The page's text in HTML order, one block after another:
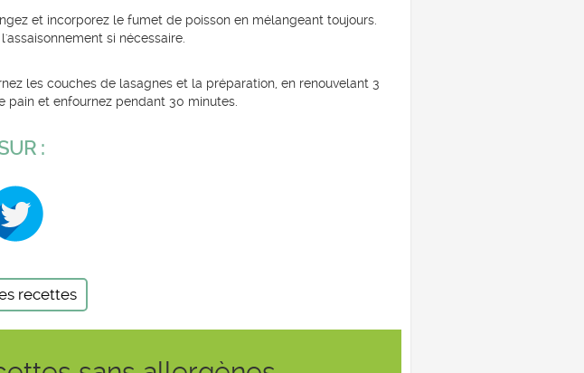
et incorporez le fumet de poisson en mélangeant toujours.
si nécessaire.
les couches de lasagnes et la préparation, en renouvelant 3
pain et enfournez pendant 30 minutes.
:
recettes